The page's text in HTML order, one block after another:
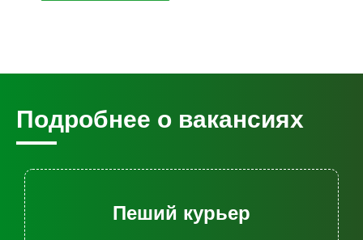
Подробнее о вакансиях
Пеший курьер